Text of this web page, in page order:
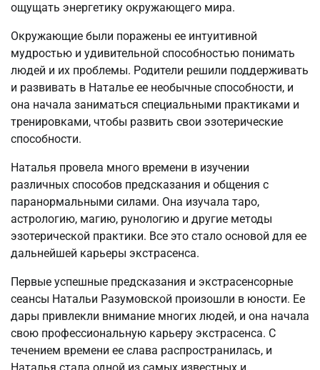
ощущать энергетику окружающего мира.
Окружающие были поражены ее интуитивной
мудростью и удивительной способностью понимать
людей и их проблемы. Родители решили поддерживать
и развивать в Наталье ее необычные способности, и
она начала заниматься специальными практиками и
тренировками, чтобы развить свои эзотерические
способности.
Наталья провела много времени в изучении
различных способов предсказания и общения с
паранормальными силами. Она изучала таро,
астрологию, магию, рунологию и другие методы
эзотерической практики. Все это стало основой для ее
дальнейшей карьеры экстрасенса.
Первые успешные предсказания и экстрасенсорные
сеансы Натальи Разумовской произошли в юности. Ее
дары привлекли внимание многих людей, и она начала
свою профессиональную карьеру экстрасенса. С
течением времени ее слава распространилась, и